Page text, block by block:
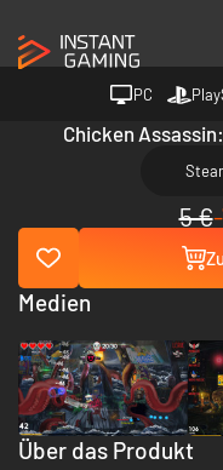
PC
Chicken
5 €
Über das Produkt
Medien